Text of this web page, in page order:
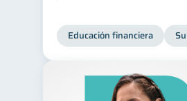
Educación financiera